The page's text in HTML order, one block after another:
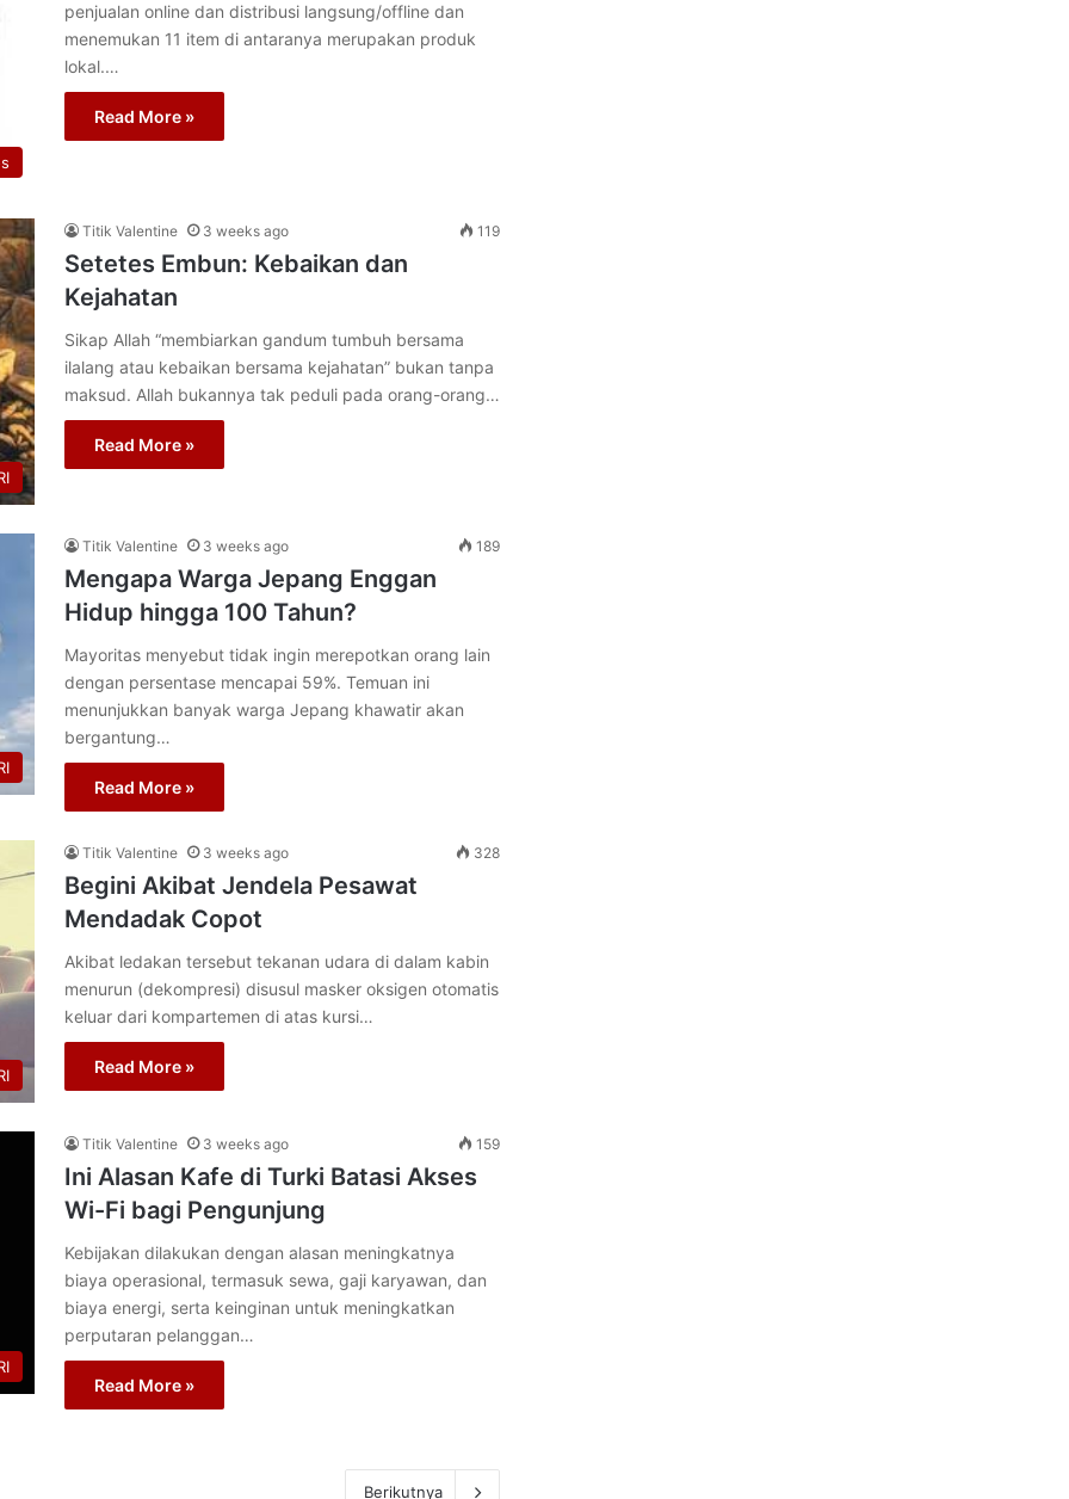
penjualan online dan distribusi langsung/offline dan
menemukan 11 item di antaranya merupakan produk
lokal.…
Read More »
Titik Valentine 3 weeks ago 119
Setetes Embun: Kebaikan dan
Kejahatan
Sikap Allah “membiarkan gandum tumbuh bersama
ilalang atau kebaikan bersama kejahatan” bukan tanpa
maksud. Allah bukannya tak peduli pada orang-orang…
Read More »
Titik Valentine 3 weeks ago 189
Mengapa Warga Jepang Enggan
Hidup hingga 100 Tahun?
Mayoritas menyebut tidak ingin merepotkan orang lain
dengan persentase mencapai 59%. Temuan ini
menunjukkan banyak warga Jepang khawatir akan
bergantung…
Read More »
Titik Valentine 3 weeks ago 328
Begini Akibat Jendela Pesawat
Mendadak Copot
Akibat ledakan tersebut tekanan udara di dalam kabin
menurun (dekompresi) disusul masker oksigen otomatis
keluar dari kompartemen di atas kursi…
Read More »
Titik Valentine 3 weeks ago 159
Ini Alasan Kafe di Turki Batasi Akses
Wi-Fi bagi Pengunjung
Kebijakan dilakukan dengan alasan meningkatnya
biaya operasional, termasuk sewa, gaji karyawan, dan
biaya energi, serta keinginan untuk meningkatkan
perputaran pelanggan…
Read More »
Berikutnya